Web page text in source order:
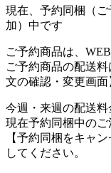
現在、予約同梱（
加）中です
ご予約商品は、
ご予約商品の配送
文の確認・変更画面
今週・来週の配送料
現在予約同梱中の
【予約同梱をキャ
してください。